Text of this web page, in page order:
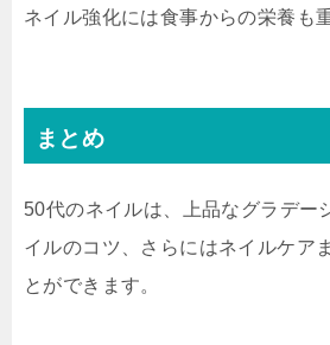
ネイル強化には食事からの栄養も
まとめ
50代のネイルは、上品なグラデー
イルのコツ、さらにはネイルケア
とができます。